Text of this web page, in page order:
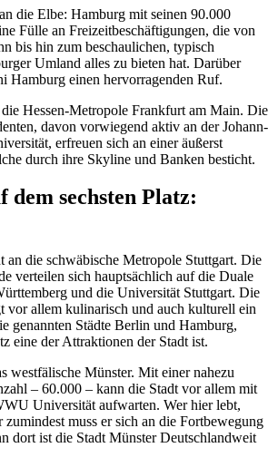
die Elbe: Hamburg mit seinen 90.000
Fülle an Freizeitbeschäftigungen, die von
bis hin zum beschaulichen, typisch
Umland alles zu bieten hat. Darüber
Hamburg einen hervorragenden Ruf.
Hessen-Metropole Frankfurt am Main. Die
davon vorwiegend aktiv an der Johann-
erfreuen sich an einer äußerst
durch ihre Skyline und Banken besticht.
sechsten Platz:
an die schwäbische Metropole Stuttgart. Die
verteilen sich hauptsächlich auf die Duale
und die Universität Stuttgart. Die
vor allem kulinarisch und auch kulturell ein
genannten Städte Berlin und Hamburg,
eine der Attraktionen der Stadt ist.
westfälische Münster. Mit einer nahezu
– 60.000 – kann die Stadt vor allem mit
Universität aufwarten. Wer hier lebt,
zumindest muss er sich an die Fortbewegung
dort ist die Stadt Münster Deutschlandweit